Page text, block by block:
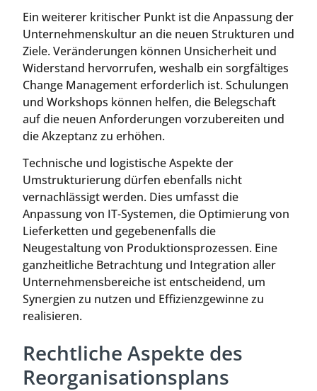
Ein weiterer kritischer Punkt ist die Anpassung der
Unternehmenskultur an die neuen Strukturen und
Ziele. Veränderungen können Unsicherheit und
Widerstand hervorrufen, weshalb ein sorgfältiges
Change Management erforderlich ist. Schulungen
und Workshops können helfen, die Belegschaft
auf die neuen Anforderungen vorzubereiten und
die Akzeptanz zu erhöhen.
Technische und logistische Aspekte der
Umstrukturierung dürfen ebenfalls nicht
vernachlässigt werden. Dies umfasst die
Anpassung von IT-Systemen, die Optimierung von
Lieferketten und gegebenenfalls die
Neugestaltung von Produktionsprozessen. Eine
ganzheitliche Betrachtung und Integration aller
Unternehmensbereiche ist entscheidend, um
Synergien zu nutzen und Effizienzgewinne zu
realisieren.
Rechtliche Aspekte des
Reorganisationsplans